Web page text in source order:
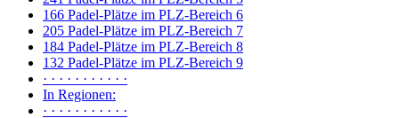
166 Padel-Plätze im PLZ-Bereich 6
205 Padel-Plätze im PLZ-Bereich 7
184 Padel-Plätze im PLZ-Bereich 8
132 Padel-Plätze im PLZ-Bereich 9
· · · · · · · · · · ·
In Regionen:
· · · · · · · · · · ·